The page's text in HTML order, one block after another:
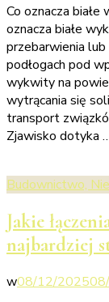
Co oznacza
oznacza białe
przebarwienia
podłogach pod
wykwity na
wytrącania się
transport
Zjawisko dotyka
Budownictwo,
Jakie
najbardziej
w08/12/2025